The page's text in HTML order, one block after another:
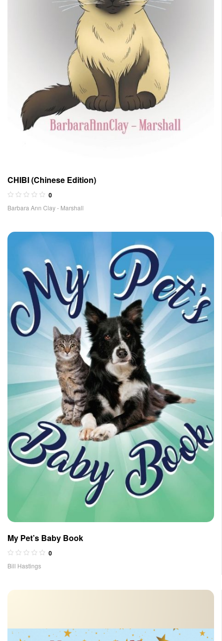
CHIBI (Chinese Edition)
0
Barbara Ann Clay - Marshall
My Pet’s Baby Book
0
Bill Hastings